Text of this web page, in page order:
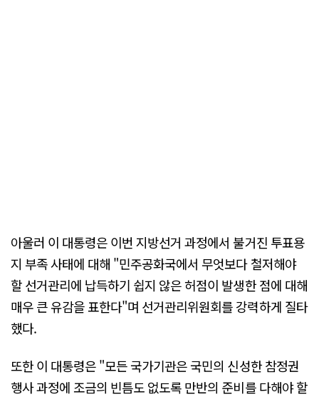
아울러 이 대통령은 이번 지방선거 과정에서 불거진 투표용
지 부족 사태에 대해 "민주공화국에서 무엇보다 철저해야
할 선거관리에 납득하기 쉽지 않은 허점이 발생한 점에 대해
매우 큰 유감을 표한다"며 선거관리위원회를 강력하게 질타
했다.
또한 이 대통령은 "모든 국가기관은 국민의 신성한 참정권
행사 과정에 조금의 빈틈도 없도록 만반의 준비를 다해야 할